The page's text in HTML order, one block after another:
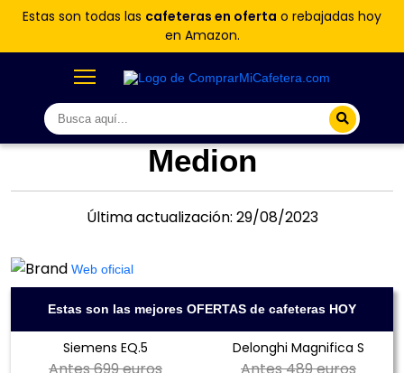
Estas son todas las cafeteras en oferta o rebajadas hoy
en Amazon.
Medion
Última actualización: 29/08/2023
Web oficial
Estas son las mejores OFERTAS de cafeteras HOY
Siemens EQ.5
Antes699 euros
Delonghi Magnifica S
Antes489 euros